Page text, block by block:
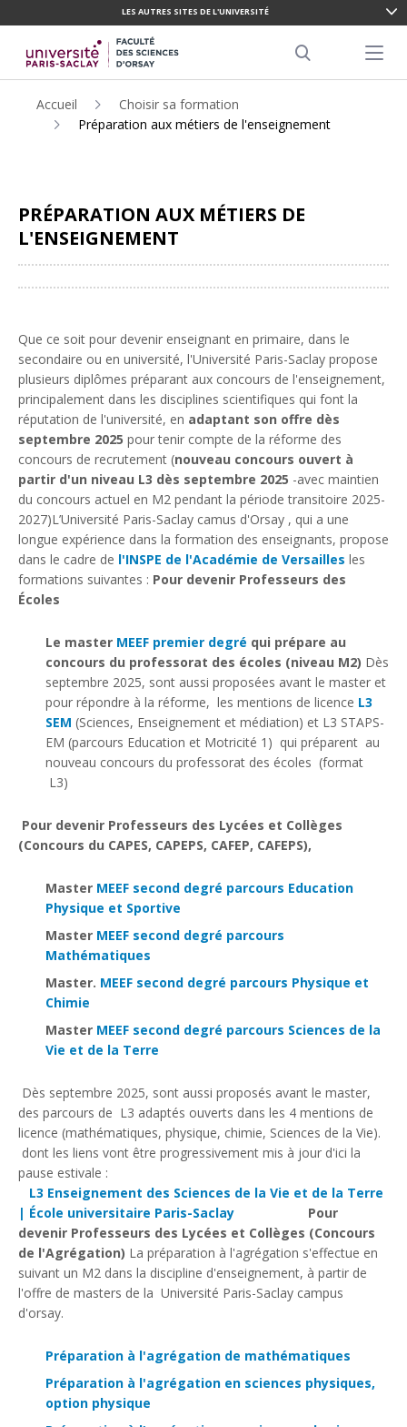
CONTENU
PRINCIPAL
LES AUTRES SITES DE L'UNIVERSITÉ
Menu
Accueil
Choisir sa formation
Préparation aux métiers de l'enseignement
PRÉPARATION AUX MÉTIERS DE
L'ENSEIGNEMENT
Que ce soit pour devenir enseignant en primaire, dans le
secondaire ou en université, l'Université Paris-Saclay propose
plusieurs diplômes préparant aux concours de l'enseignement,
principalement dans les disciplines scientifiques qui font la
réputation de l'université, en adaptant son offre dès
septembre 2025 pour tenir compte de la réforme des
concours de recrutement (nouveau concours ouvert à
partir d'un niveau L3 dès septembre 2025 -avec maintien
du concours actuel en M2 pendant la période transitoire 2025-
2027)L’Université Paris-Saclay camus d'Orsay , qui a une
longue expérience dans la formation des enseignants, propose
dans le cadre de l'INSPE de l'Académie de Versailles les
formations suivantes : Pour devenir Professeurs des
Écoles
Le master MEEF premier degré qui prépare au
concours du professorat des écoles (niveau M2) Dès
septembre 2025, sont aussi proposées avant le master et
pour répondre à la réforme, les mentions de licence L3
SEM (Sciences, Enseignement et médiation) et L3 STAPS-
EM (parcours Education et Motricité 1) qui préparent au
nouveau concours du professorat des écoles (format
L3)
Pour devenir Professeurs des Lycées et Collèges
(Concours du CAPES, CAPEPS, CAFEP, CAFEPS),
Master MEEF second degré parcours Education
Physique et Sportive
Master MEEF second degré parcours
Mathématiques
Master. MEEF second degré parcours Physique et
Chimie
Master MEEF second degré parcours Sciences de la
Vie et de la Terre
Dès septembre 2025, sont aussi proposés avant le master,
des parcours de L3 adaptés ouverts dans les 4 mentions de
licence (mathématiques, physique, chimie, Sciences de la Vie).
dont les liens vont être progressivement mis à jour d'ici la
pause estivale :
L3 Enseignement des Sciences de la Vie et de la Terre
| École universitaire Paris-Saclay
Pour
devenir Professeurs des Lycées et Collèges (Concours
de l'Agrégation) La préparation à l'agrégation s'effectue en
suivant un M2 dans la discipline d'enseignement, à partir de
l'offre de masters de la Université Paris-Saclay campus
d'orsay.
Préparation à l'agrégation de mathématiques
Préparation à l'agrégation en sciences physiques,
option physique